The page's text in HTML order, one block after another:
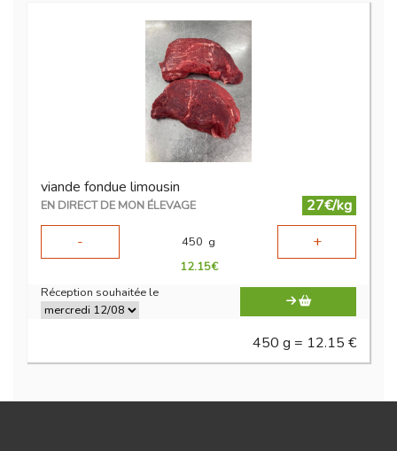
viande fondue limousin
EN DIRECT DE MON ÉLEVAGE
27€/kg
-
450 g +
12.15€
Réception souhaitée le
450 g = 12.15 €